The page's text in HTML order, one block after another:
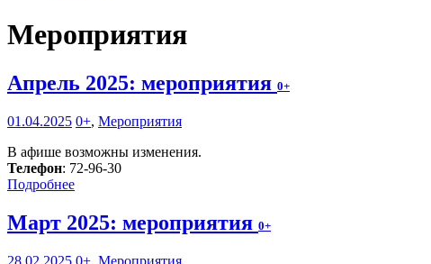
Мероприятия
Апрель 2025: мероприятия 0+
01.04.2025 0+, Мероприятия
В афише возможны изменения.
Телефон: 72-96-30
Подробнее
Март 2025: мероприятия 0+
28.02.2025 0+, Мероприятия